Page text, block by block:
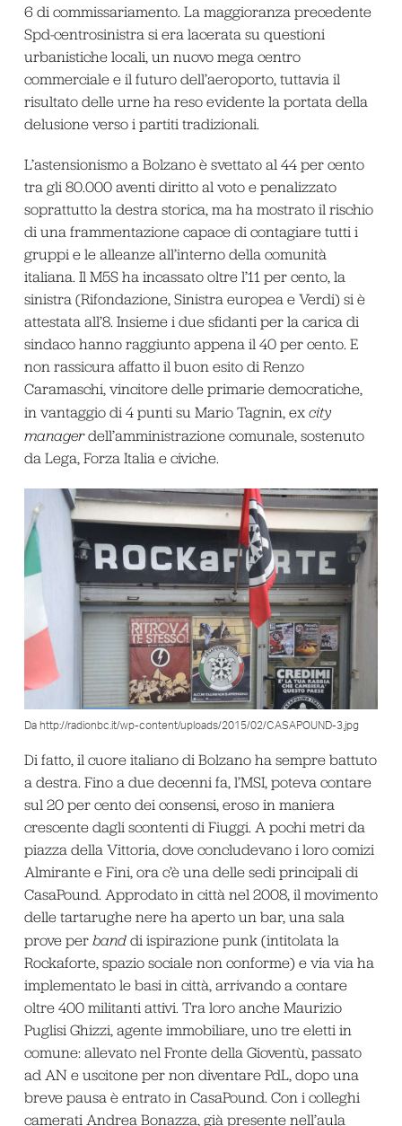
6 di commissariamento. La maggioranza precedente
Spd-centrosinistra si era lacerata su questioni
urbanistiche locali, un nuovo mega centro
commerciale e il futuro dell’aeroporto, tuttavia il
risultato delle urne ha reso evidente la portata della
delusione verso i partiti tradizionali.
L’astensionismo a Bolzano è svettato al 44 per cento
tra gli 80.000 aventi diritto al voto e penalizzato
soprattutto la destra storica, ma ha mostrato il rischio
di una frammentazione capace di contagiare tutti i
gruppi e le alleanze all’interno della comunità
italiana. Il M5S ha incassato oltre l’11 per cento, la
sinistra (Rifondazione, Sinistra europea e Verdi) si è
attestata all’8. Insieme i due sfidanti per la carica di
sindaco hanno raggiunto appena il 40 per cento. E
non rassicura affatto il buon esito di Renzo
Caramaschi, vincitore delle primarie democratiche,
in vantaggio di 4 punti su Mario Tagnin, ex city
managerdell’amministrazione comunale, sostenuto
da Lega, Forza Italia e civiche.
Da http://radionbc.it/wp-content/uploads/2015/02/CASAPOUND-3.jpg
Di fatto, il cuore italiano di Bolzano ha sempre battuto
a destra. Fino a due decenni fa, l’MSI, poteva contare
sul 20 per cento dei consensi, eroso in maniera
crescente dagli scontenti di Fiuggi. A pochi metri da
piazza della Vittoria, dove concludevano i loro comizi
Almirante e Fini, ora c’è una delle sedi principali di
CasaPound. Approdato in città nel 2008, il movimento
delle tartarughe nere ha aperto un bar, una sala
prove per banddi ispirazione punk (intitolata la
Rockaforte, spazio sociale non conforme) e via via ha
implementato le basi in città, arrivando a contare
oltre 400 militanti attivi. Tra loro anche Maurizio
Puglisi Ghizzi, agente immobiliare, uno tre eletti in
comune: allevato nel Fronte della Gioventù, passato
ad AN e uscitone per non diventare PdL, dopo una
breve pausa è entrato in CasaPound. Con i colleghi
camerati Andrea Bonazza, già presente nell’aula